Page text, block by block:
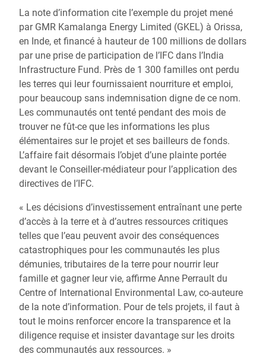
La note d’information cite l’exemple du projet mené
par GMR Kamalanga Energy Limited (GKEL) à Orissa,
en Inde, et financé à hauteur de 100 millions de dollars
par une prise de participation de l’IFC dans l’India
Infrastructure Fund. Près de 1 300 familles ont perdu
les terres qui leur fournissaient nourriture et emploi,
pour beaucoup sans indemnisation digne de ce nom.
Les communautés ont tenté pendant des mois de
trouver ne fût-ce que les informations les plus
élémentaires sur le projet et ses bailleurs de fonds.
L’affaire fait désormais l’objet d’une plainte portée
devant le Conseiller-médiateur pour l’application des
directives de l’IFC.
« Les décisions d’investissement entraînant une perte
d’accès à la terre et à d’autres ressources critiques
telles que l’eau peuvent avoir des conséquences
catastrophiques pour les communautés les plus
démunies, tributaires de la terre pour nourrir leur
famille et gagner leur vie, affirme Anne Perrault du
Centre of International Environmental Law, co-auteure
de la note d’information. Pour de tels projets, il faut à
tout le moins renforcer encore la transparence et la
diligence requise et insister davantage sur les droits
des communautés aux ressources. »